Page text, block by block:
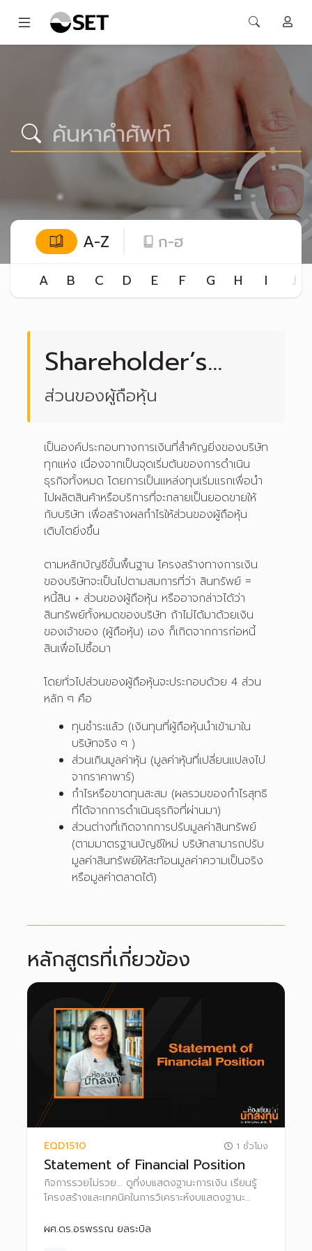
A-Z ก-ฮ
A B C D E F G H I J
Shareholder’s
Equity
ส่วนของผู้ถือหุ้น
เป็นองค์ประกอบทางการเงินที่สำคัญยิ่งของบริษัท
ทุกแห่ง เนื่องจากเป็นจุดเริ่มต้นของการดำเนิน
ธุรกิจทั้งหมด โดยการเป็นแหล่งทุนเริ่มแรกเพื่อนำ
ไปผลิตสินค้าหรือบริการที่จะกลายเป็นยอดขายให้
กับบริษัท เพื่อสร้างผลกำไรให้ส่วนของผู้ถือหุ้น
เติบโตยิ่งขึ้น
ตามหลักบัญชีขั้นพื้นฐาน โครงสร้างทางการเงิน
ของบริษัทจะเป็นไปตามสมการที่ว่า สินทรัพย์ =
หนี้สิน + ส่วนของผู้ถือหุ้น หรืออาจกล่าวได้ว่า
สินทรัพย์ทั้งหมดของบริษัท ถ้าไม่ได้มาด้วยเงิน
ของเจ้าของ (ผู้ถือหุ้น) เอง ก็เกิดจากการก่อหนี้
สินเพื่อไปซื้อมา
โดยทั่วไปส่วนของผู้ถือหุ้นจะประกอบด้วย 4 ส่วน
หลัก ๆ คือ
ทุนชำระแล้ว (เงินทุนที่ผู้ถือหุ้นนำเข้ามาใน
บริษัทจริง ๆ )
ส่วนเกินมูลค่าหุ้น (มูลค่าหุ้นที่เปลี่ยนแปลงไป
จากราคาพาร์)
กำไรหรือขาดทุนสะสม (ผลรวมของกำไรสุทธิ
ที่ได้จากการดำเนินธุรกิจที่ผ่านมา)
ส่วนต่างที่เกิดจากการปรับมูลค่าสินทรัพย์
(ตามมาตรฐานบัญชีใหม่ บริษัทสามารถปรับ
มูลค่าสินทรัพย์ให้สะท้อนมูลค่าความเป็นจริง
หรือมูลค่าตลาดได้)
หลักสูตรที่เกี่ยวข้อง
EQD1510 1 ชั่วโมง
Statement of Financial Position
กิจการรวยไม่รวย... ดูที่งบแสดงฐานะการเงิน เรียนรู้
โครงสร้างและเทคนิคในการวิเคราะห์งบแสดงฐานะ
ผศ.ดร.อรพรรณ ยลระบิล